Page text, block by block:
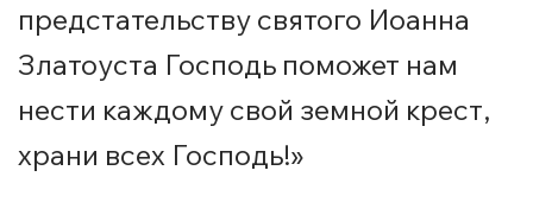
предстательству святого Иоанна
Златоуста Господь поможет нам
нести каждому свой земной крест,
храни всех Господь!»